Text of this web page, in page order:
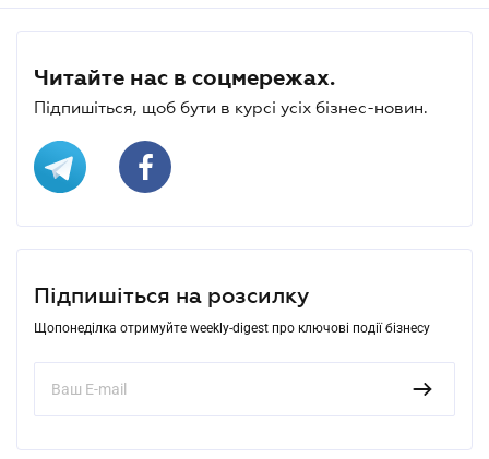
Читайте нас в соцмережах.
Підпишіться, щоб бути в курсі усіх бізнес-новин.
Підпишіться на розсилку
Щопонеділка отримуйте weekly-digest про ключові події бізнесу